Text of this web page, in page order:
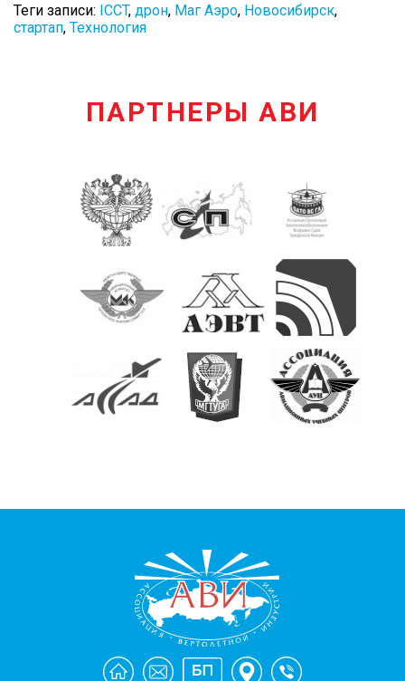
Теги записи: ICCT, дрон, Маг Аэро, Новосибирск,
стартап, Технология
ПАРТНЕРЫ АВИ